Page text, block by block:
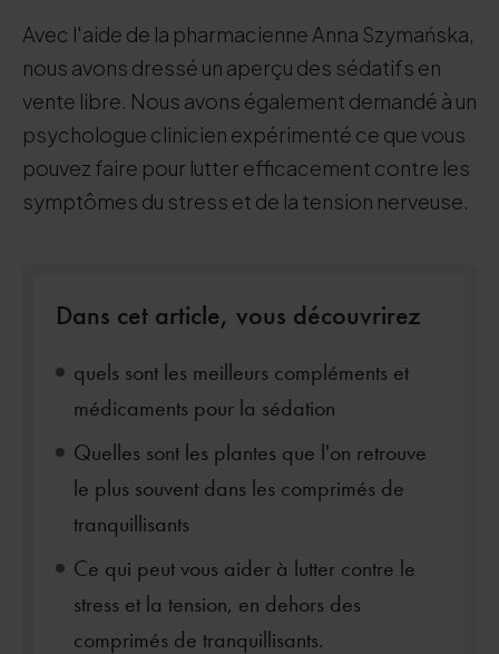
Avec l'aide de la pharmacienne Anna Szymańska,
nous avons dressé un aperçu des sédatifs en
vente libre. Nous avons également demandé à un
psychologue clinicien expérimenté ce que vous
pouvez faire pour lutter efficacement contre les
symptômes du stress et de la tension nerveuse.
Dans cet article, vous découvrirez
quels sont les meilleurs compléments et
médicaments pour la sédation
Quelles sont les plantes que l'on retrouve
le plus souvent dans les comprimés de
tranquillisants
Ce qui peut vous aider à lutter contre le
stress et la tension, en dehors des
comprimés de tranquillisants.